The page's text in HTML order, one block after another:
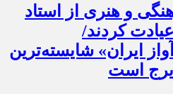
و هنری از استاد
کردند/
ایران» شایسته‌ترین
است